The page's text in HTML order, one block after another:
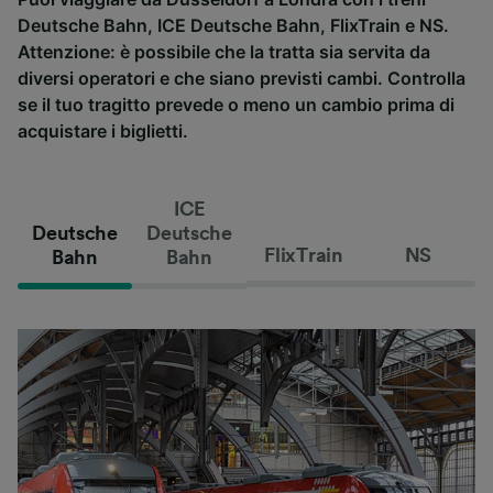
Deutsche Bahn, ICE Deutsche Bahn, FlixTrain e NS.
Attenzione: è possibile che la tratta sia servita da
diversi operatori e che siano previsti cambi. Controlla
se il tuo tragitto prevede o meno un cambio prima di
acquistare i biglietti.
Deutsche
Bahn
ICE
Deutsche
Bahn
FlixTrain NS